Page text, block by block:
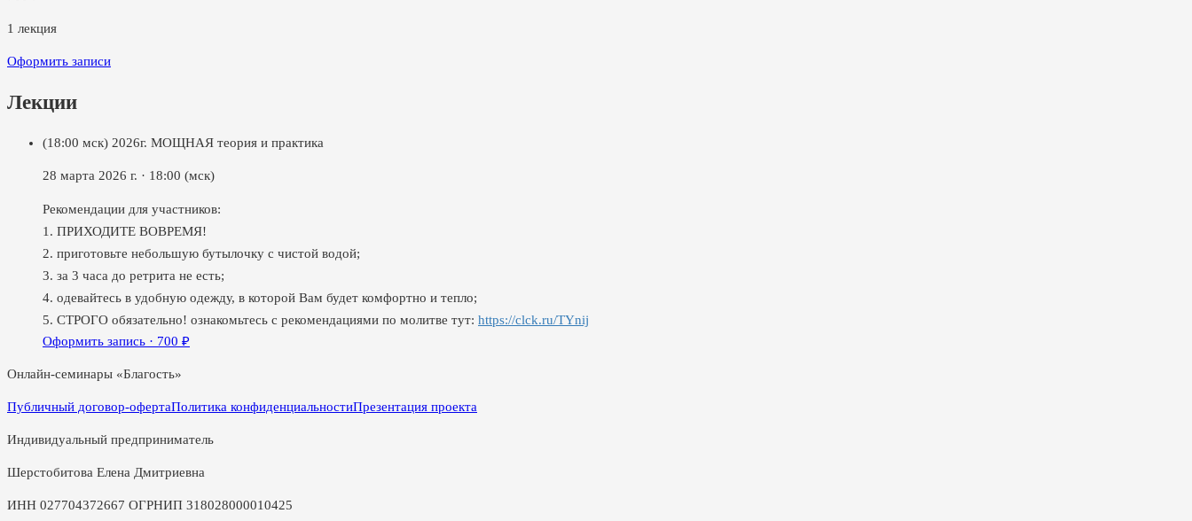
1 лекция
Оформить записи
Лекции
(18:00 мск) 2026г. МОЩНАЯ теория и практика
28 марта 2026 г. · 18:00 (мск)
Рекомендации для участников:
1. ПРИХОДИТЕ ВОВРЕМЯ!
2. приготовьте небольшую бутылочку с чистой водой;
3. за 3 часа до ретрита не есть;
4. одевайтесь в удобную одежду, в которой Вам будет комфортно и тепло;
5. СТРОГО обязательно! ознакомьтесь с рекомендациями по молитве тут: https://clck.ru/TYnij
Оформить запись · 700 ₽
Онлайн-семинары «Благость»
Публичный договор-офертаПолитика конфиденциальностиПрезентация проекта
Индивидуальный предприниматель
Шерстобитова Елена Дмитриевна
ИНН 027704372667 ОГРНИП 318028000010425